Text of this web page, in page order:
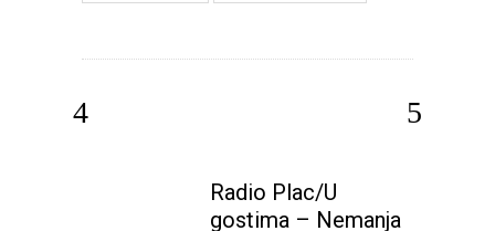
Radio Plac/U
gostima – Nemanja